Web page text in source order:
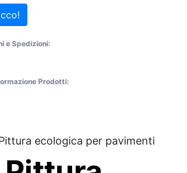
e Spedizioni:
Prodotti:
ecologica per pavimenti